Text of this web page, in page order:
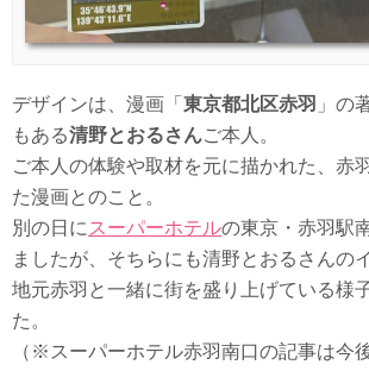
デザインは、漫画「 東京都北区赤羽 」の
もある清野とおるさんご本人。
ご本人の体験や取材を元に描かれた、赤
た漫画とのこと。
別の日に スーパーホテルの東京・赤羽駅
ましたが、そちらにも清野とおるさんの
地元赤羽と一緒に街を盛り上げている様
た。
（※スーパーホテル赤羽南口の記事は今